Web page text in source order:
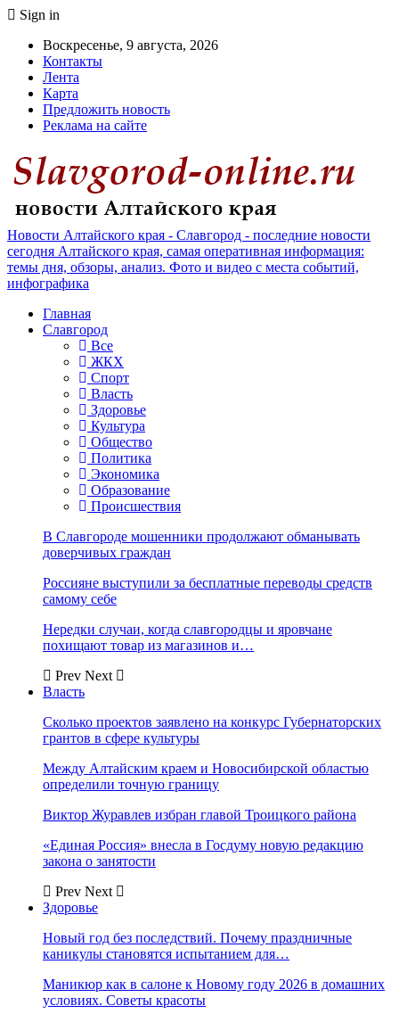
Sign in
Воскресенье, 9 августа, 2026
Контакты
Лента
Карта
Предложить новость
Реклама на сайте
Новости Алтайского края - Славгород - последние новости
сегодня Алтайского края, самая оперативная информация:
темы дня, обзоры, анализ. Фото и видео с места событий,
инфографика
Главная
Славгород
Все
ЖКХ
Спорт
Власть
Здоровье
Культура
Общество
Политика
Экономика
Образование
Происшествия
В Славгороде мошенники продолжают обманывать
доверчивых граждан
Россияне выступили за бесплатные переводы средств
самому себе
Нередки случаи, когда славгородцы и яровчане
похищают товар из магазинов и…
Prev Next
Власть
Сколько проектов заявлено на конкурс Губернаторских
грантов в сфере культуры
Между Алтайским краем и Новосибирской областью
определили точную границу
Виктор Журавлев избран главой Троицкого района
«Единая Россия» внесла в Госдуму новую редакцию
закона о занятости
Prev Next
Здоровье
Новый год без последствий. Почему праздничные
каникулы становятся испытанием для…
Маникюр как в салоне к Новому году 2026 в домашних
условиях. Советы красоты